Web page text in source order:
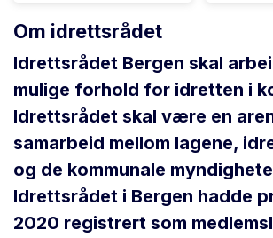
Om idrettsrådet
Idrettsrådet Bergen skal
mulige forhold for idretten i
Idrettsrådet skal være en
samarbeid mellom lagene,
og de kommunale
Idrettsrådet i Bergen hadde
2020 registrert som